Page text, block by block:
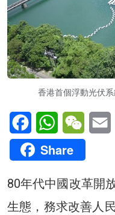
香港首個浮動光伏
FacebookWhatsApp
Share
80年代中國改革開
生態，務求改善人